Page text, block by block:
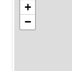
+
−